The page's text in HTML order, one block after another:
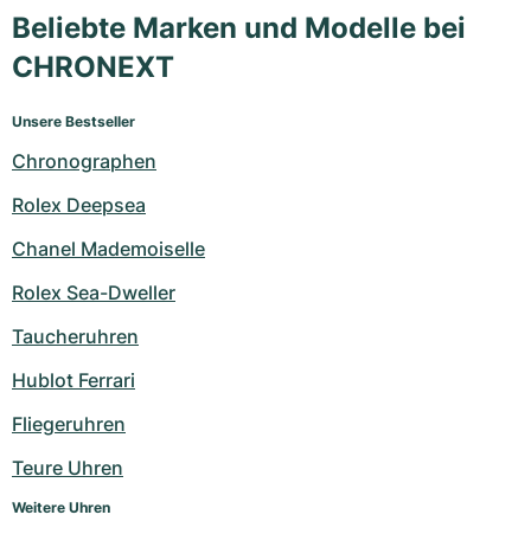
Beliebte Marken und Modelle bei
CHRONEXT
Unsere Bestseller
Chronographen
Rolex Deepsea
Chanel Mademoiselle
Rolex Sea-Dweller
Taucheruhren
Hublot Ferrari
Fliegeruhren
Teure Uhren
Weitere Uhren